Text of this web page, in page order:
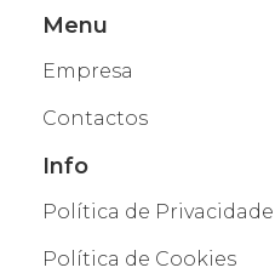
Menu
Empresa
Contactos
Info
Política de Privacidade
Política de Cookies